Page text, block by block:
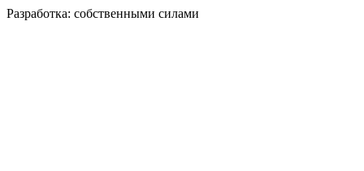
Разработка: собственными силами